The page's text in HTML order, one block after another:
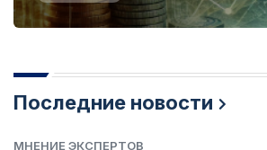
Последние новости
МНЕНИЕ ЭКСПЕРТОВ